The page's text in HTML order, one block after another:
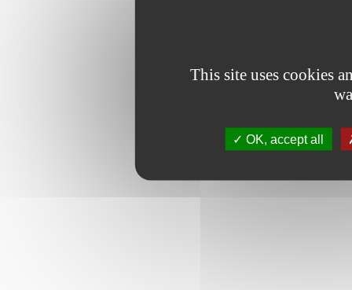
This site uses cookies
OK, accept all